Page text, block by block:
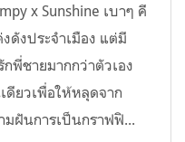
x Sunshine เบาๆ คี
ดังประจำเมือง แต่มี
พี่ชายมากกว่าตัวเอง
ดียวเพื่อให้หลุดจาก
ฝันการเป็นกราฟฟิ...